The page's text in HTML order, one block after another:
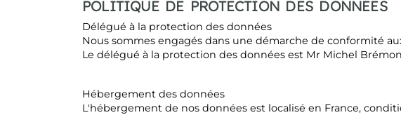
POLITIQUE DE PROTECTION DES DONNÉES
Délégué à la protection des données
Nous sommes engagés dans une démarche de conformité
Le délégué à la protection des données est Mr Michel
Hébergement des données
L'hébergement de nos données est localisé en France,